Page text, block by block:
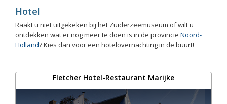
Hotel
Raakt u niet uitgekeken bij het Zuiderzeemuseum of wilt u
ontdekken wat er nog meer te doen is in de provincie Noord-
Holland? Kies dan voor een hotelovernachting in de buurt!
Fletcher Hotel-Restaurant Marijke